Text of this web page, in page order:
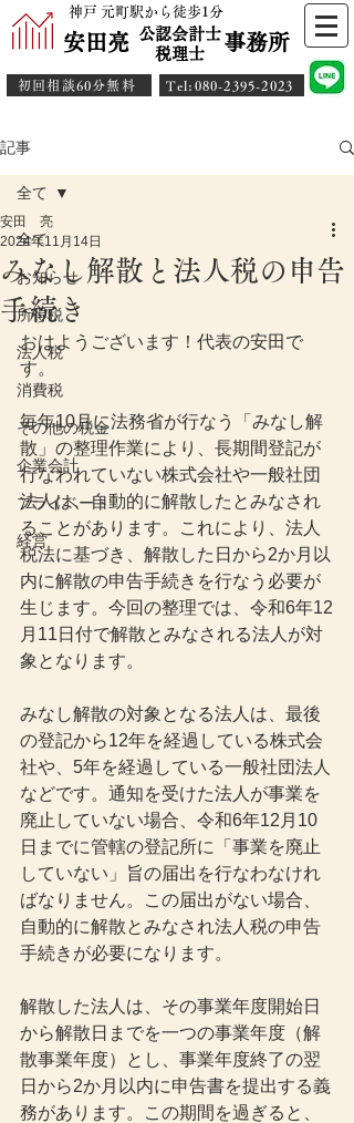
神戸 元町駅から徒歩1分
安田亮 事務所
公認会計士
​税理士
初回相談60分無料 ​Tel:080-2395-2023
記事
全て
お知らせ
所得税
法人税
消費税
その他の税金
企業会計
プライベート
経営
全て
みなし解散と法人税の申告
手続き
安田 亮
2024年11月14日
おはようございます！代表の安田で
す。
毎年10月に法務省が行なう「みなし解
散」の整理作業により、長期間登記が
行なわれていない株式会社や一般社団
法人は、自動的に解散したとみなされ
ることがあります。これにより、法人
税法に基づき、解散した日から2か月以
内に解散の申告手続きを行なう必要が
生じます。今回の整理では、令和6年12
月11日付で解散とみなされる法人が対
象となります。
みなし解散の対象となる法人は、最後
の登記から12年を経過している株式会
社や、5年を経過している一般社団法人
などです。通知を受けた法人が事業を
廃止していない場合、令和6年12月10
日までに管轄の登記所に「事業を廃止
していない」旨の届出を行なわなけれ
ばなりません。この届出がない場合、
自動的に解散とみなされ法人税の申告
手続きが必要になります。
解散した法人は、その事業年度開始日
から解散日までを一つの事業年度（解
散事業年度）とし、事業年度終了の翌
日から2か月以内に申告書を提出する義
務があります。この期間を過ぎると、